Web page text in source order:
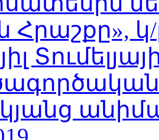
Հրաշքը», կ/